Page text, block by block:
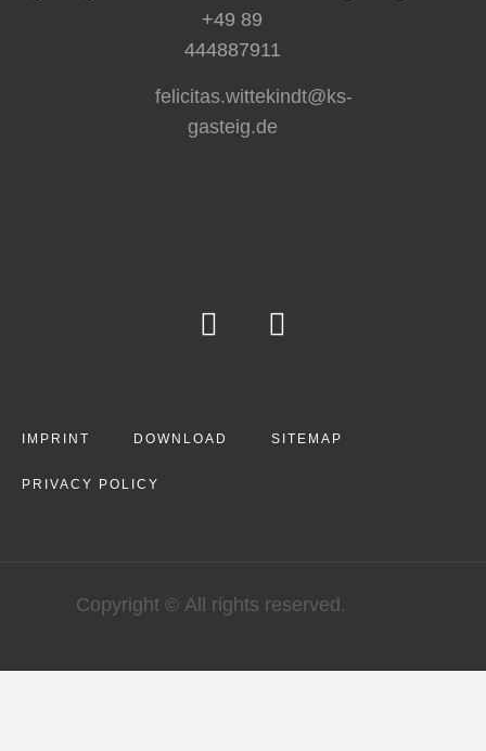
+49 89
444887911
felicitas.wittekindt@ks-
gasteig.de
IMPRINT DOWNLOAD SITEMAP
PRIVACY POLICY
Copyright © All rights reserved.